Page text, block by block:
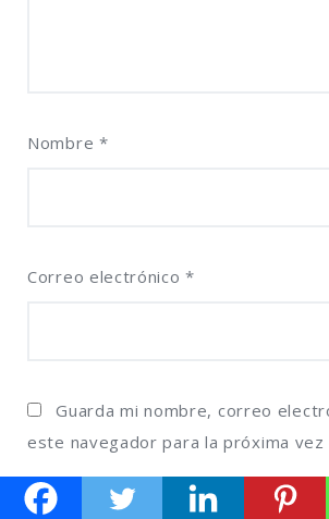
Nombre *
Correo electrónico*
Guarda mi nombre, correo
este navegador para la próxima vez